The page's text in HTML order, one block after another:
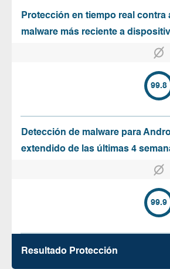
Protección en tiempo real contra
malware más reciente a
99.8
Detección de malware para
extendido de las últimas 4
99.9
Resultado Protección